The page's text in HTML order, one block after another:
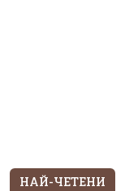
НАЙ-ЧЕТЕНИ